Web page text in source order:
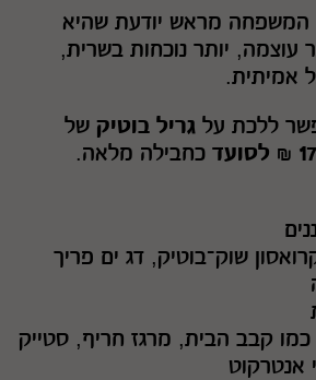
המשפחה מראש יודעת שהיא
עוצמה, יותר נוכחות בשרית,
אמיתית.
ללכת על גריל בוטיק של
כחבילה מלאה.
שוק־בוטיק, דג ים פריך
קבב הבית, מרגז חריף, סטייק
אנטרקוט